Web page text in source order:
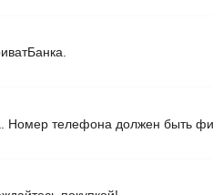
Номер телефона должен быть